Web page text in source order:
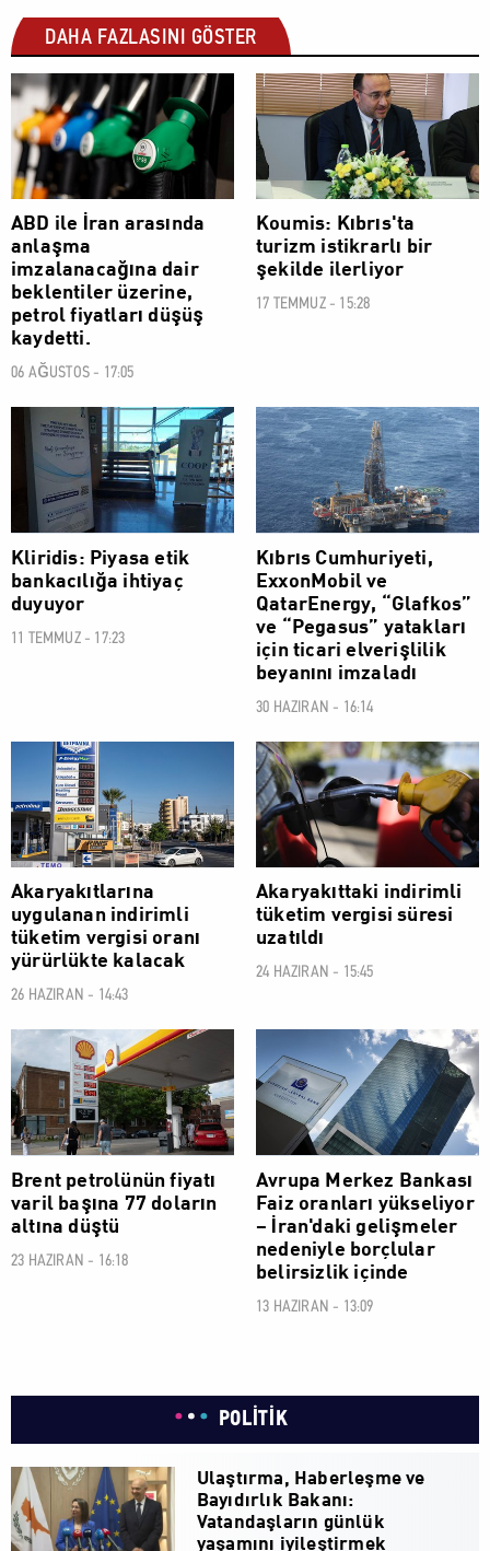
DAHA FAZLASINI GÖSTER
EKONOMİ
ABD ile İran arasında
anlaşma
imzalanacağına dair
beklentiler üzerine,
petrol fiyatları düşüş
kaydetti.
06 AĞUSTOS - 17:05
EKONOMİ
Koumis: Kıbrıs'ta
turizm istikrarlı bir
şekilde ilerliyor
17 TEMMUZ - 15:28
EKONOMİ
Kliridis: Piyasa etik
bankacılığa ihtiyaç
duyuyor
11 TEMMUZ - 17:23
EKONOMİ
Kıbrıs Cumhuriyeti,
ExxonMobil ve
QatarEnergy, “Glafkos”
ve “Pegasus” yatakları
için ticari elverişlilik
beyanını imzaladı
30 HAZIRAN - 16:14
Akaryakıtlarına
uygulanan indirimli
tüketim vergisi oranı
yürürlükte kalacak
26 HAZIRAN - 14:43
EKONOMİ
Akaryakıttaki indirimli
tüketim vergisi süresi
uzatıldı
24 HAZIRAN - 15:45
EKONOMİ
Brent petrolünün fiyatı
varil başına 77 doların
altına düştü
23 HAZIRAN - 16:18
EKONOMİ
Avrupa Merkez Bankası
Faiz oranları yükseliyor
– İran'daki gelişmeler
nedeniyle borçlular
belirsizlik içinde
13 HAZIRAN - 13:09
POLİTİK
Ulaştırma, Haberleşme ve
Bayıdırlık Bakanı:
Vatandaşların günlük
yaşamını iyileştirmek